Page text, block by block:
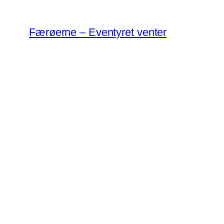
indhold
Færøerne – Eventyret venter